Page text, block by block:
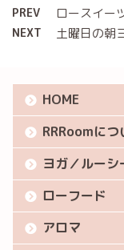
PREV ロースイー
NEXT 土曜日の朝
HOME
RRRoomにつ
ヨガ／ルーシ
ローフード
アロマ